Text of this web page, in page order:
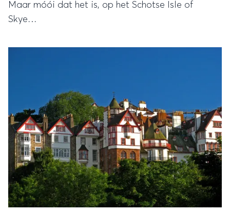
Maar móói dat het is, op het Schotse Isle of
Skye…